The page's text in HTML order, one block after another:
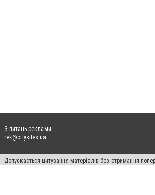
З питань реклами:
rek@citysites.ua
Допускається цитування матеріалів без отримання
пошукових систем гіперпосилання на цитовані статті